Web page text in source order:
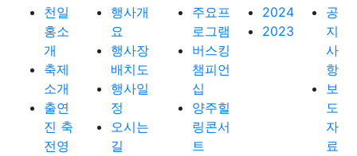
천일
홍소
개
축제
소개
출연
진 축
전영
행사개
요
행사장
배치도
행사일
정
오시는
길
주요프
로그램
버스킹
챔피언
십
양주힐
링콘서
트
2024
2023
공
지
사
항
보
도
자
료